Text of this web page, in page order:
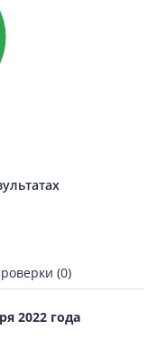
(0)
2022 года